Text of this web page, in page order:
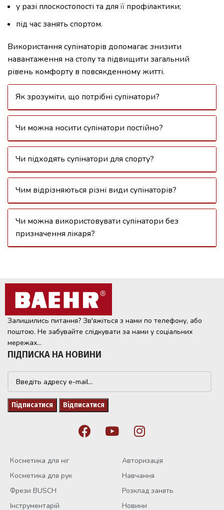
у разі плоскостопості та для її профілактики;
під час занять спортом.
Використання супінаторів допомагає знизити
навантаження на стопу та підвищити загальний
рівень комфорту в повсякденному житті.
Як зрозуміти, що потрібні супінатори?
Чи можна носити супінатори постійно?
Чи підходять супінатори для спорту?
Чим відрізняються різні види супінаторів?
Чи можна використовувати супінатори без
призначення лікаря?
Залишились питання? Зв'яжіться з нами по телефону, або
поштою. Не забувайте слідкувати за нами у соціальних
мережах...
ПІДПИСКА НА НОВИНИ
Косметика для ніг
Косметика для рук
Фрези BUSCH
Інструментарій
Авторизація
Навчання
Розклад занять
Новини